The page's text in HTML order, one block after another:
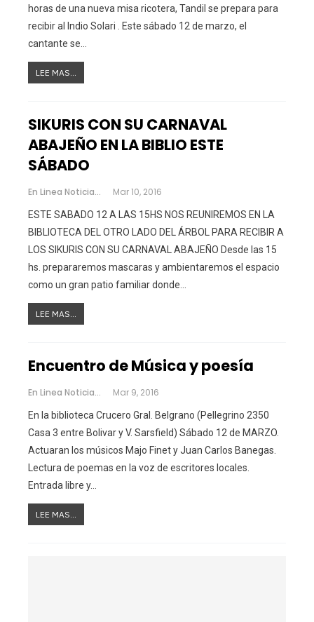
horas de una nueva misa ricotera, Tandil se prepara para
recibir al Indio Solari . Este sábado 12 de marzo, el
cantante se…
LEE MAS...
SIKURIS CON SU CARNAVAL
ABAJEÑO EN LA BIBLIO ESTE
SÁBADO
En Linea Noticias Mar 10, 2016
ESTE SABADO 12 A LAS 15HS NOS REUNIREMOS EN LA
BIBLIOTECA DEL OTRO LADO DEL ÁRBOL PARA RECIBIR A
LOS SIKURIS CON SU CARNAVAL ABAJEÑO Desde las 15
hs. prepararemos mascaras y ambientaremos el espacio
como un gran patio familiar donde…
LEE MAS...
Encuentro de Música y poesía
En Linea Noticias Mar 9, 2016
En la biblioteca Crucero Gral. Belgrano (Pellegrino 2350
Casa 3 entre Bolivar y V. Sarsfield) Sábado 12 de MARZO.
Actuaran los músicos Majo Finet y Juan Carlos Banegas.
Lectura de poemas en la voz de escritores locales.
Entrada libre y…
LEE MAS...